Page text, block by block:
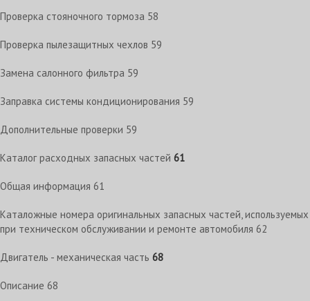
Проверка стояночного тормоза 58
Проверка пылезащитных чехлов 59
Замена салонного фильтра 59
Заправка системы кондиционирования 59
Дополнительные проверки 59
Каталог расходных запасных частей 61
Общая информация 61
Каталожные номера оригинальных запасных частей, используемых
при техническом обслуживании и ремонте автомобиля 62
Двигатель - механическая часть 68
Описание 68